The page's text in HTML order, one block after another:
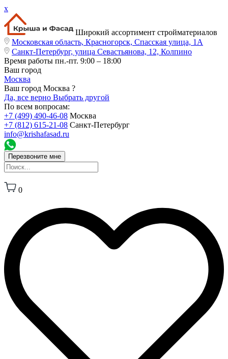
x
Широкий ассортимент стройматериалов
Московская область, Красногорск, Спасская улица, 1А
Санкт-Петербург, улица Севастьянова, 12, Колпино
Время работы пн.-пт. 9:00 – 18:00
Ваш город
Москва
Ваш город Москва ?
Да, все верно Выбрать другой
По всем вопросам:
+7 (499) 490-46-08 Москва
+7 (812) 615-21-08 Санкт-Петербург
info@krishafasad.ru
Перезвоните мне
0